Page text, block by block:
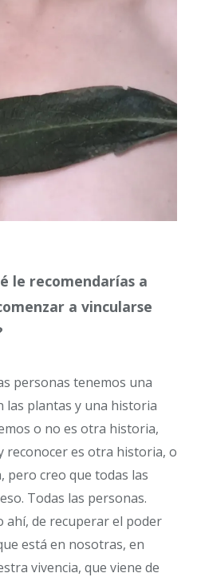
le recomendarías a
a vincularse
personas tenemos una
las plantas y una historia
o no es otra historia,
reconocer es otra historia, o
pero creo que todas las
Todas las personas.
ahí, de recuperar el poder
está en nosotras, en
vivencia, que viene de